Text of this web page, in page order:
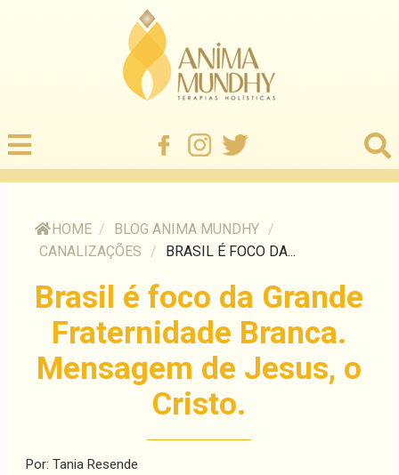
HOME / BLOG ANIMA MUNDHY /
CANALIZAÇÕES
/ BRASIL É FOCO DA...
Brasil é foco da Grande
Fraternidade Branca.
Mensagem de Jesus, o
Cristo.
Por: Tania Resende